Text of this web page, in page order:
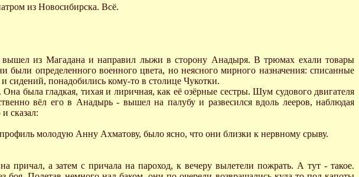
из Новосибирска. Всё.
вышел из Магадана и направил лыжи в сторону Анадыря. В трюмах ехали товары
определенного военного цвета, но неясного мирного назначения: списанные
сидений, понадобились кому-то в столице Чукотки.
была гладкая, тихая и лиричная, как её озёрные сестры. Шум судового двигателя
вёл его в Анадырь - вышел на палубу и развесился вдоль лееров, наблюдая
сказал:
молодую Анну Ахматову, было ясно, что они близки к нервному срыву.
а затем с причала на пароход, к вечеру вылетели пожрать. А тут - такое.